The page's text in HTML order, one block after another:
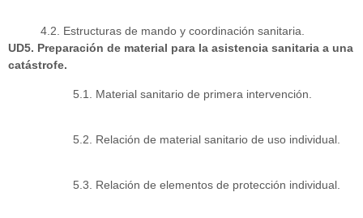
4.2. Estructuras de mando y coordinación sanitaria.
UD5. Preparación de material para la asistencia sanitaria a una
catástrofe.
5.1. Material sanitario de primera intervención.
5.2. Relación de material sanitario de uso individual.
5.3. Relación de elementos de protección individual.